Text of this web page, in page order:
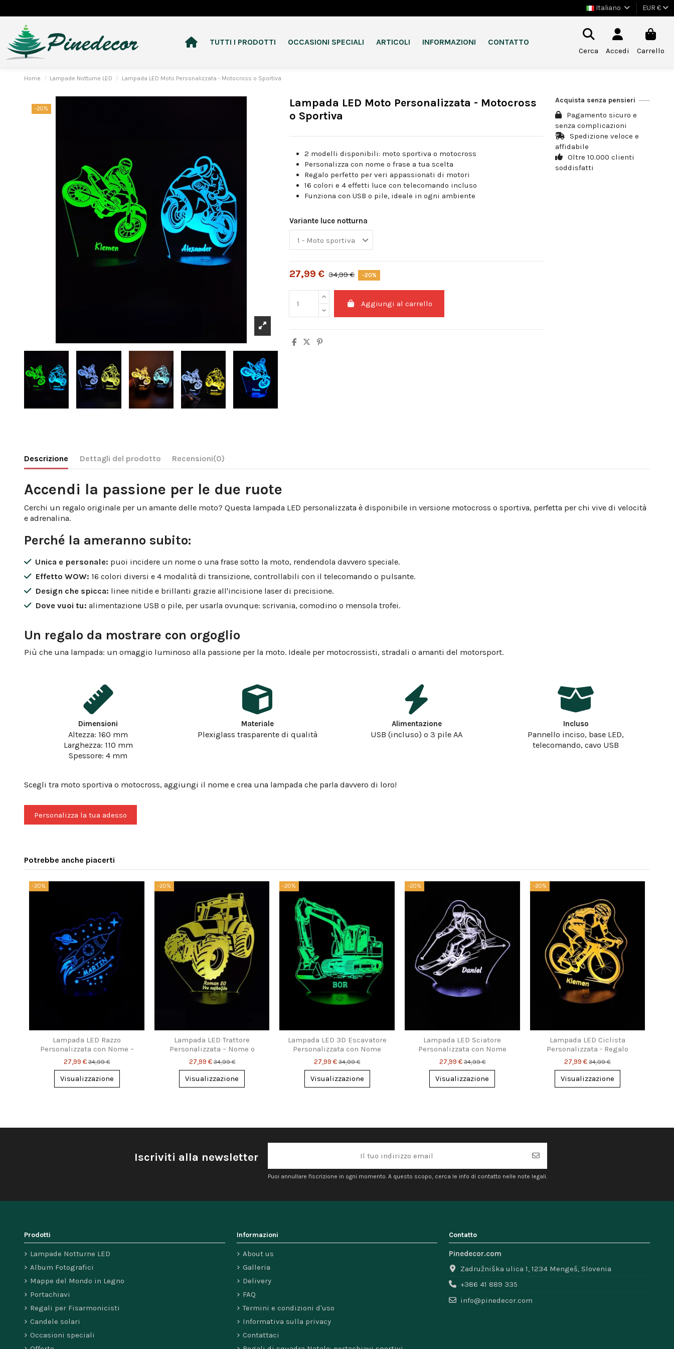
Italiano EUR €
TUTTI I PRODOTTI OCCASIONI SPECIALI ARTICOLI INFORMAZIONI CONTATTO
Cerca Accedi Carrello
Home Lampade Notturne LED Lampada LED Moto Personalizzata - Motocross o Sportiva
-20%
Lampada LED Moto Personalizzata - Motocross
o Sportiva
2 modelli disponibili: moto sportiva o motocross
Personalizza con nome o frase a tua scelta
Regalo perfetto per veri appassionati di motori
16 colori e 4 effetti luce con telecomando incluso
Funziona con USB o pile, ideale in ogni ambiente
Variante luce notturna
27,99 € 34,99 € -20%
Aggiungi al carrello
Acquista senza pensieri
Pagamento sicuro e
senza complicazioni
Spedizione veloce e
affidabile
Oltre 10.000 clienti
soddisfatti
Descrizione Dettagli del prodotto Recensioni(0)
Accendi la passione per le due ruote
Cerchi un regalo originale per un amante delle moto? Questa lampada LED personalizzata è disponibile in versione motocross o sportiva, perfetta per chi vive di velocità
e adrenalina.
Perché la ameranno subito:
Unica e personale: puoi incidere un nome o una frase sotto la moto, rendendola davvero speciale.
Effetto WOW: 16 colori diversi e 4 modalità di transizione, controllabili con il telecomando o pulsante.
Design che spicca: linee nitide e brillanti grazie all'incisione laser di precisione.
Dove vuoi tu: alimentazione USB o pile, per usarla ovunque: scrivania, comodino o mensola trofei.
Un regalo da mostrare con orgoglio
Più che una lampada: un omaggio luminoso alla passione per la moto. Ideale per motocrossisti, stradali o amanti del motorsport.
Dimensioni
Altezza: 160 mm
Larghezza: 110 mm
Spessore: 4 mm
Materiale
Plexiglass trasparente di qualità
Alimentazione
USB (incluso) o 3 pile AA
Incluso
Pannello inciso, base LED,
telecomando, cavo USB
Scegli tra moto sportiva o motocross, aggiungi il nome e crea una lampada che parla davvero di loro!
Personalizza la tua adesso
Potrebbe anche piacerti
-20%
Lampada LED Razzo
Personalizzata con Nome –
Luce Notturna da Sogno per
Bimbi & Sognatori
27,99 €34,99 €
Visualizzazione
-20%
Lampada LED Trattore
Personalizzata – Nome o
Frase Incisa
27,99 €34,99 €
Visualizzazione
-20%
Lampada LED 3D Escavatore
Personalizzata con Nome
27,99 €34,99 €
Visualizzazione
-20%
Lampada LED Sciatore
Personalizzata con Nome
27,99 €34,99 €
Visualizzazione
-20%
Lampada LED Ciclista
Personalizzata - Regalo
Sportivo Unico
27,99 €34,99 €
Visualizzazione
Iscriviti alla newsletter
Puoi annullare l'iscrizione in ogni momento. A questo scopo, cerca le info di contatto nelle note legali.
Prodotti
Lampade Notturne LED
Album Fotografici
Mappe del Mondo in Legno
Portachiavi
Regali per Fisarmonicisti
Candele solari
Occasioni speciali
Informazioni
About us
Galleria
Delivery
FAQ
Termini e condizioni d'uso
Informativa sulla privacy
Contattaci
Contatto
Pinedecor.com
Zadružniška ulica 1, 1234 Mengeš, Slovenia
+386 41 889 335
info@pinedecor.com